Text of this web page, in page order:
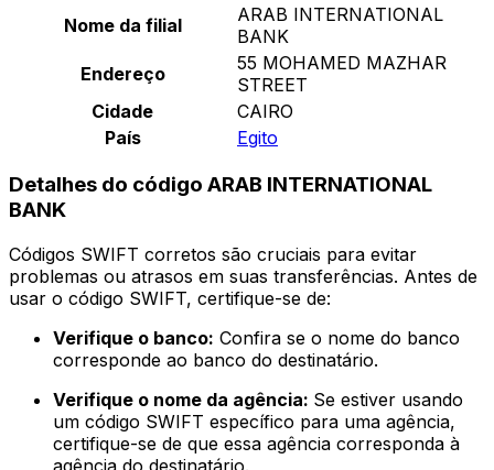
Nome da filial
ARAB INTERNATIONAL
BANK
Endereço
55 MOHAMED MAZHAR
STREET
Cidade
CAIRO
País
Egito
Detalhes do código ARAB INTERNATIONAL
BANK
Códigos SWIFT corretos são cruciais para evitar
problemas ou atrasos em suas transferências. Antes de
usar o código SWIFT, certifique-se de:
Verifique o banco: Confira se o nome do banco
corresponde ao banco do destinatário.
Verifique o nome da agência: Se estiver usando
um código SWIFT específico para uma agência,
certifique-se de que essa agência corresponda à